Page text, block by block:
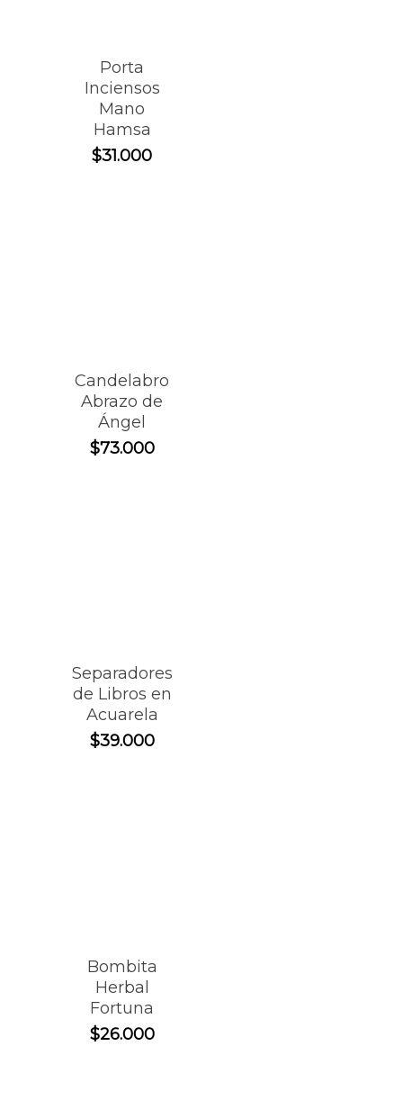
Porta
Inciensos
Mano
Hamsa
$31.000
Candelabro
Abrazo de
Ángel
$73.000
Separadores
de Libros en
Acuarela
$39.000
Bombita
Herbal
Fortuna
$26.000